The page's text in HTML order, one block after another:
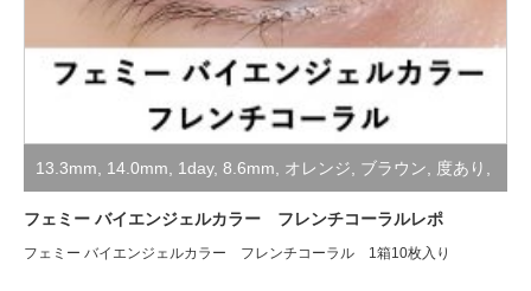
13.3mm, 14.0mm, 1day, 8.6mm, オレンジ, ブラウン, 度あり ,
度なし, 装着レポ
フェミー バイエンジェルカラー フレンチコーラルレポ
フェミー バイエンジェルカラー フレンチコーラル 1箱10枚入り